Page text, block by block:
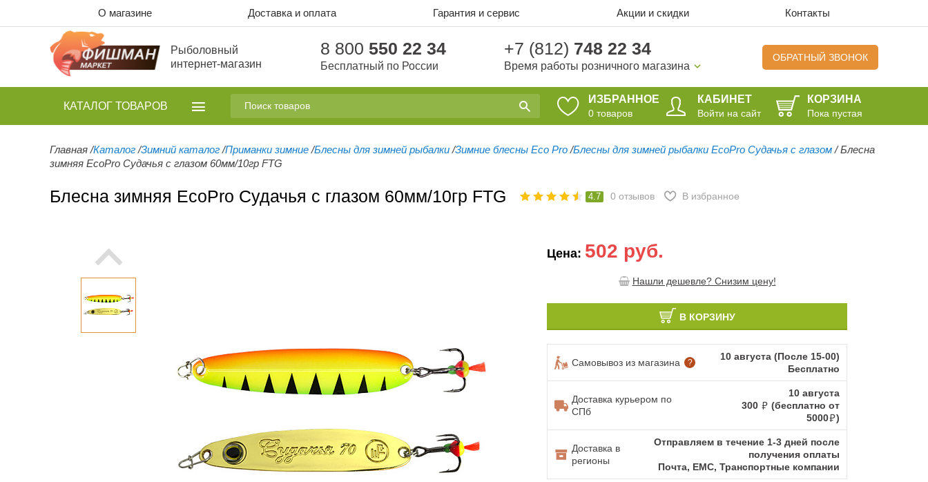
О магазине Доставка и оплата Гарантия и сервис Акции и скидки Контакты
Рыболовный
интернет-магазин
8 800 550 22 34
Бесплатный по России
+7 (812) 748 22 34
Время работы розничного магазина
ОБРАТНЫЙ ЗВОНОК
ИЗБРАННОЕ
0 товаров
КАБИНЕТ
Войти на сайт
КОРЗИНА
Пока пустая
КАТАЛОГ ТОВАРОВ
Главная /Каталог /Зимний каталог /Приманки зимние /Блесны для зимней рыбалки /Зимние блесны Eco Pro /Блесны для зимней рыбалки EcoPro Судачья с глазом /Блесна
зимняя EcoPro Судачья с глазом 60мм/10гр FTG
Блесна зимняя EcoPro Судачья с глазом 60мм/10гр FTG 4.7 0 отзывов В избранное
Цена: 502 руб.
Нашли дешевле? Снизим цену!
В КОРЗИНУ
Самовывоз из магазина ?
10 августа (После 15-00)
Бесплатно
Доставка курьером по
СПб
10 августа
300
(бесплатно от
5000
)
Доставка в
регионы
Отправляем в течение 1-3 дней после
получения оплаты
Почта, ЕМС, Транспортные компании